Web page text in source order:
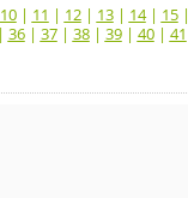
10| 11 | 12| 13| 14| 15|
36| 37| 38| 39| 40| 41